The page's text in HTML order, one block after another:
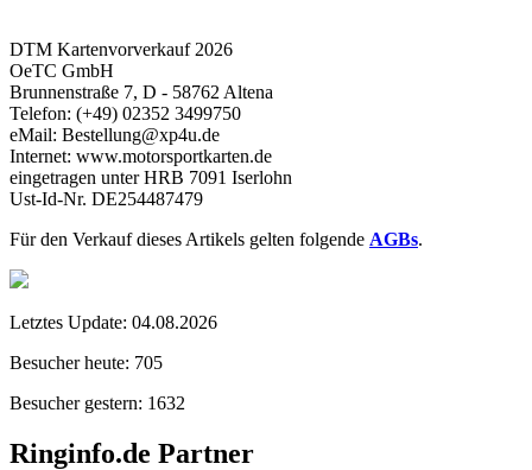
DTM Kartenvorverkauf 2026
OeTC GmbH
Brunnenstraße 7, D - 58762 Altena
Telefon: (+49) 02352 3499750
eMail: Bestellung@xp4u.de
Internet: www.motorsportkarten.de
eingetragen unter HRB 7091 Iserlohn
Ust-Id-Nr. DE254487479
Für den Verkauf dieses Artikels gelten folgende AGBs.
Letztes Update: 04.08.2026
Besucher heute: 705
Besucher gestern: 1632
Ringinfo.de Partner